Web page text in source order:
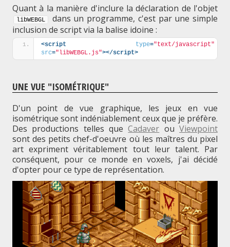
Quant à la manière d'inclure la déclaration de l'objet
libWEBGL
dans un programme, c'est par une simple
inclusion de script via la balise idoine :
<script type="text/javascript"
src="libWEBGL.js"></script>
UNE VUE "ISOMÉTRIQUE"
D'un point de vue graphique, les jeux en vue
isométrique sont indéniablement ceux que je préfère.
Des productions telles queCadaver ouViewpoint
sont des petits chef-d'oeuvre où les maîtres du pixel
art expriment véritablement tout leur talent. Par
conséquent, pour ce monde en voxels, j'ai décidé
d'opter pour ce type de représentation.